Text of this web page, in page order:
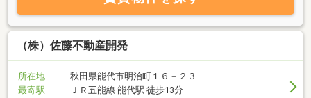
（株）佐藤不動産開発
所在地
秋田県能代市明治町１６－２３
最寄駅
ＪＲ五能線 能代駅 徒歩13分